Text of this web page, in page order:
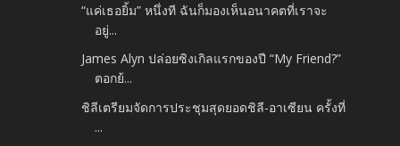
“แค่เธอยิ้ม” หนึ่งที ฉันก็มองเห็นอนาคตที่เราจะ
อยู่...
James Alyn ปล่อยซิงเกิลแรกของปี “My Friend?”
ตอกย้...
ชิลีเตรียมจัดการประชุมสุดยอดชิลี-อาเซียน ครั้งที่
...